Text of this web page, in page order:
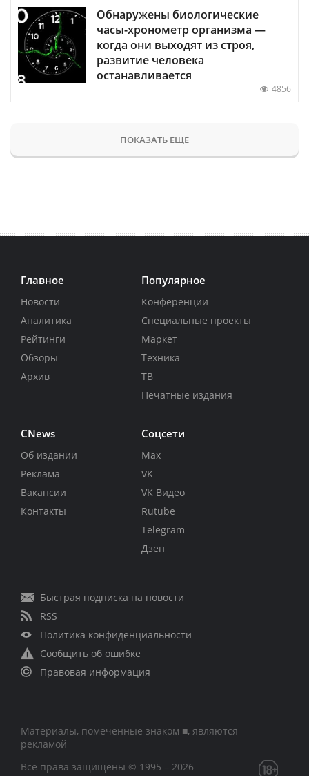
Обнаружены биологические
часы-хронометр организма —
когда они выходят из строя,
развитие человека
останавливается
4856
ПОКАЗАТЬ ЕЩЕ
Главное
Новости
Аналитика
Рейтинги
Обзоры
Архив
Популярное
Конференции
Специальные проекты
Маркет
Техника
ТВ
Печатные издания
CNews
Об издании
Реклама
Вакансии
Контакты
Соцсети
Max
VK
VK Видео
Rutube
Telegram
Дзен
Быстрая подписка на новости
RSS
Политика конфиденциальности
Сообщить об ошибке
Правовая информация
Материалы, помеченные знаком ■, являются
рекламой
Все права защищены © 1995 – 2026